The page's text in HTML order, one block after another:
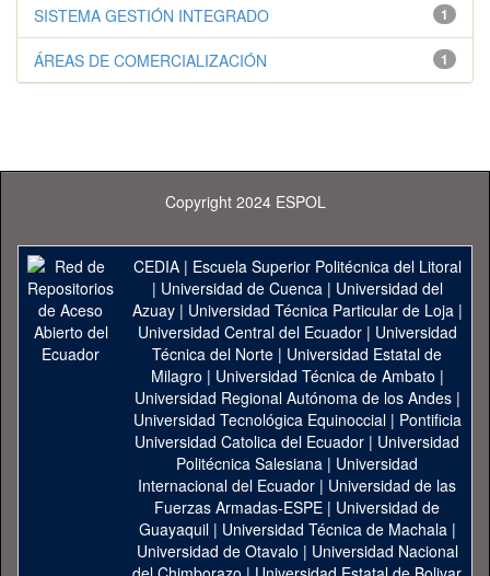
1
SISTEMA GESTIÓN INTEGRADO
1
ÁREAS DE COMERCIALIZACIÓN
Copyright 2024 ESPOL
CEDIA| Escuela Superior Politécnica del Litoral
| Universidad de Cuenca| Universidad del
Azuay| Universidad Técnica Particular de Loja|
Universidad Central del Ecuador| Universidad
Técnica del Norte | Universidad Estatal de
Milagro | Universidad Técnica de Ambato |
Universidad Regional Autónoma de los Andes|
Universidad Tecnológica Equinoccial| Pontificia
Universidad Catolica del Ecuador | Universidad
Politécnica Salesiana | Universidad
Internacional del Ecuador | Universidad de las
Fuerzas Armadas-ESPE | Universidad de
Guayaquil| Universidad Técnica de Machala|
Universidad de Otavalo | Universidad Nacional